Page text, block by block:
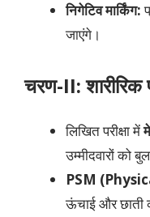
निगेटिव मार्किंग:
जाएंगे।
चरण-II:
लिखित परीक्षा में
उम्मीदवारों को
PSM
ऊंचाई और छाती